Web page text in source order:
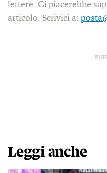
lettere. Ci piacerebbe
articolo. Scrivici a:
Leggi anche